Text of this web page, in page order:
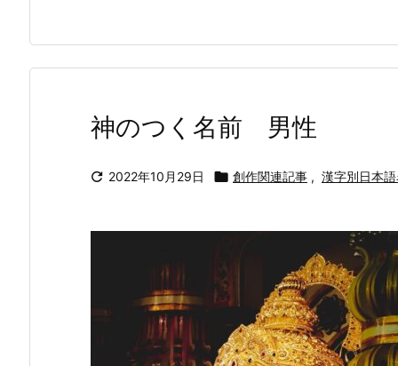
神のつく名前 男性
 2022年10月29日  創作関連記事 , 漢字別日本